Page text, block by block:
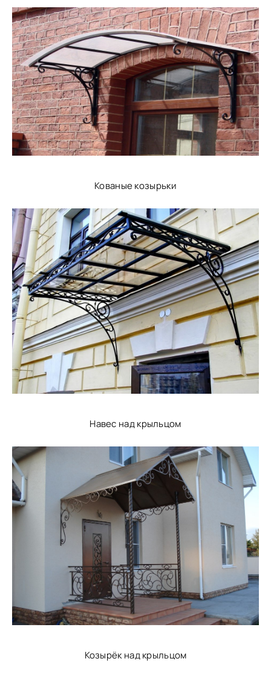
Кованые козырьки
Навес над крыльцом
Козырёк над крыльцом